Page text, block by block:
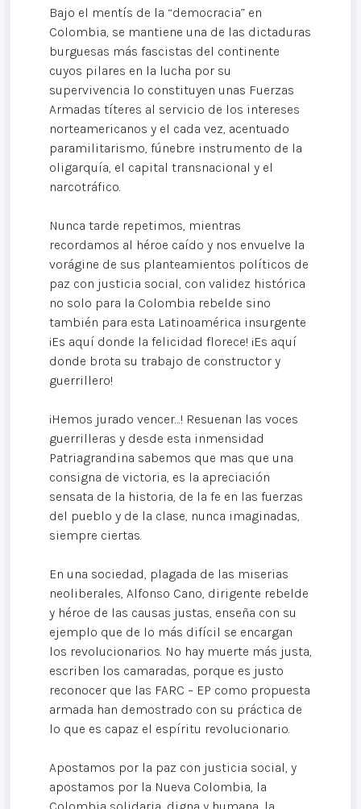
Bajo el mentís de la “democracia” en
Colombia, se mantiene una de las dictaduras
burguesas más fascistas del continente
cuyos pilares en la lucha por su
supervivencia lo constituyen unas Fuerzas
Armadas títeres al servicio de los intereses
norteamericanos y el cada vez, acentuado
paramilitarismo, fúnebre instrumento de la
oligarquía, el capital transnacional y el
narcotráfico.
Nunca tarde repetimos, mientras
recordamos al héroe caído y nos envuelve la
vorágine de sus planteamientos políticos de
paz con justicia social, con validez histórica
no solo para la Colombia rebelde sino
también para esta Latinoamérica insurgente
¡Es aquí donde la felicidad florece! ¡Es aquí
donde brota su trabajo de constructor y
guerrillero!
¡Hemos jurado vencer…! Resuenan las voces
guerrilleras y desde esta inmensidad
Patriagrandina sabemos que mas que una
consigna de victoria, es la apreciación
sensata de la historia, de la fe en las fuerzas
del pueblo y de la clase, nunca imaginadas,
siempre ciertas.
En una sociedad, plagada de las miserias
neoliberales, Alfonso Cano, dirigente rebelde
y héroe de las causas justas, enseña con su
ejemplo que de lo más difícil se encargan
los revolucionarios. No hay muerte más justa,
escriben los camaradas, porque es justo
reconocer que las FARC – EP como propuesta
armada han demostrado con su práctica de
lo que es capaz el espíritu revolucionario.
Apostamos por la paz con justicia social, y
apostamos por la Nueva Colombia, la